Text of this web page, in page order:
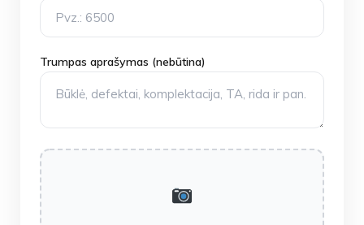
Trumpas aprašymas (nebūtina)